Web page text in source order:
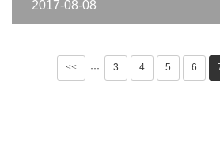
2017-08-08
建筑施工的安全管理体系是企业管理
<< ··· 3 4 5 6